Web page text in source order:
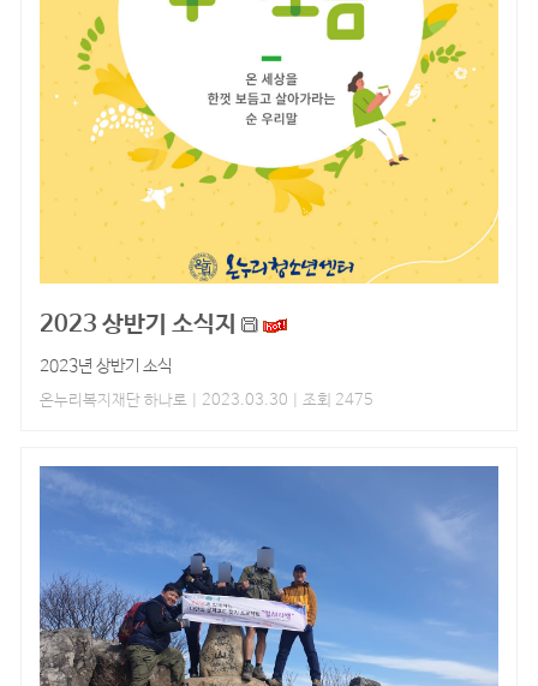
2023 상반기 소식지
2023년 상반기 소식
온누리복지재단 하나로 | 2023.03.30 | 조회 2475